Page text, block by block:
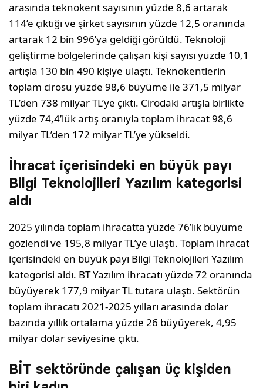
arasında teknokent sayısının yüzde 8,6 artarak
114’e çıktığı ve şirket sayısının yüzde 12,5 oranında
artarak 12 bin 996’ya geldiği görüldü. Teknoloji
geliştirme bölgelerinde çalışan kişi sayısı yüzde 10,1
artışla 130 bin 490 kişiye ulaştı. Teknokentlerin
toplam cirosu yüzde 98,6 büyüme ile 371,5 milyar
TL’den 738 milyar TL’ye çıktı. Cirodaki artışla birlikte
yüzde 74,4’lük artış oranıyla toplam ihracat 98,6
milyar TL’den 172 milyar TL’ye yükseldi.
İhracat içerisindeki en büyük payı
Bilgi Teknolojileri Yazılım kategorisi
aldı
2025 yılında toplam ihracatta yüzde 76’lık büyüme
gözlendi ve 195,8 milyar TL’ye ulaştı. Toplam ihracat
içerisindeki en büyük payı Bilgi Teknolojileri Yazılım
kategorisi aldı. BT Yazılım ihracatı yüzde 72 oranında
büyüyerek 177,9 milyar TL tutara ulaştı. Sektörün
toplam ihracatı 2021-2025 yılları arasında dolar
bazında yıllık ortalama yüzde 26 büyüyerek, 4,95
milyar dolar seviyesine çıktı.
BİT sektöründe çalışan üç kişiden